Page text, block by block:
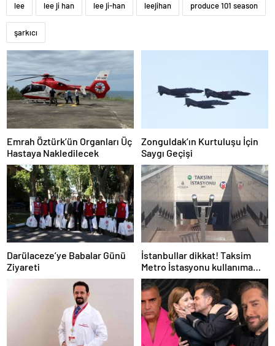
lee lee ji han lee ji-han leejihan produce 101 season
şarkıcı
Emrah Öztürk’ün Organları Üç
Hastaya Nakledilecek
Zonguldak’ın Kurtuluşu İçin
Saygı Geçişi
Darülaceze’ye Babalar Günü
Ziyareti
İstanbullar dikkat! Taksim
Metro İstasyonu kullanıma
kapatıldı